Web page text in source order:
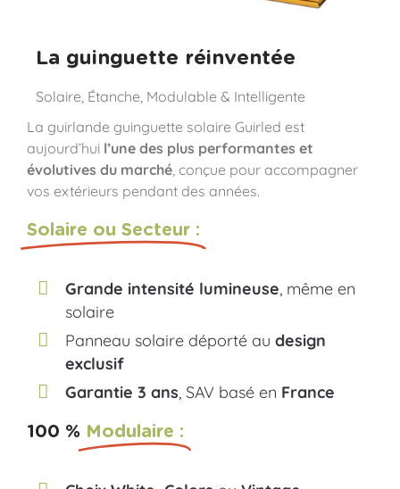
La guinguette réinventée
Solaire, Étanche, Modulable & Intelligente
La guirlande guinguette solaire Guirled est
aujourd’hui l’une des plus performantes et
évolutives du marché, conçue pour accompagner
vos extérieurs pendant des années.
Solaire ou Secteur :
Grande intensité lumineuse , même en
solaire
Panneau solaire déporté audesign
exclusif
Garantie 3 ans , SAV basé en France
100 % Modulaire :